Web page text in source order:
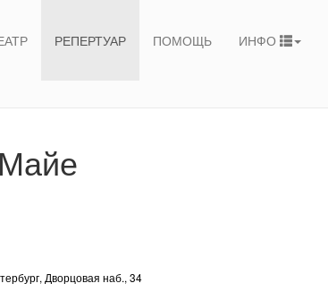
РЕПЕРТУАР ПОМОЩЬ ИНФО
Дворцовая наб., 34